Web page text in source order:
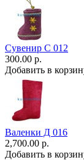
Сувенир С 012
300.00 р.
Добавить в
Валенки Д 016
2,700.00 р.
Добавить в